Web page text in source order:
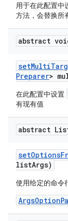
用于在此配置中
方法，会替换所
abstract
setMulti
Preparer>
在此配置中设置
有现有值
abstract
setOptions
listArgs)
使用给定的命令